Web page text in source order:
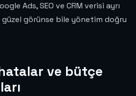
Ads, SEO ve CRM verisi ayrı
güzel görünse bile yönetim doğru
ve bütçe